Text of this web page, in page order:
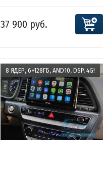
37 900 руб.
8 ЯДЕР, 6+128ГБ, AND10, DSP, 4G!